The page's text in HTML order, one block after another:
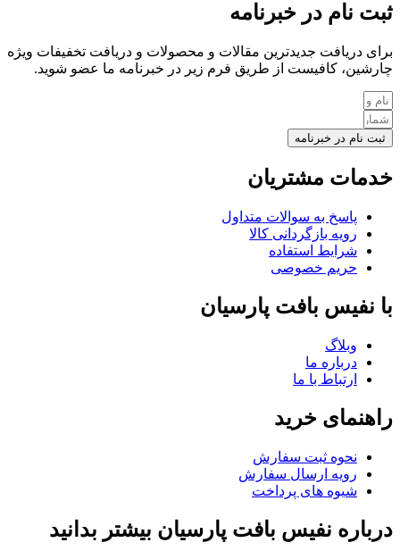
ثبت نام در خبرنامه
برای دریافت جدیدترین مقالات و محصولات و دریافت تخفیفات ویژه
چارشین، کافیست از طریق فرم زیر در خبرنامه ما عضو شوید.
ثبت نام در خبرنامه
خدمات مشتریان
پاسخ به سوالات متداول
رویه بازگردانی کالا
شرایط استفاده
حریم خصوصی
با نفیس بافت پارسیان
وبلاگ
درباره ما
ارتباط با ما
راهنمای خرید
نحوه ثبت سفارش
رویه ارسال سفارش
شیوه های پرداخت
درباره نفیس بافت پارسیان بیشتر بدانید